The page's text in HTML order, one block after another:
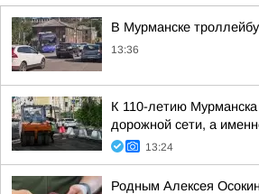
В Мурманске
13:36
К 110-летию
дорожной сети, а
13:24
Родным Алексея